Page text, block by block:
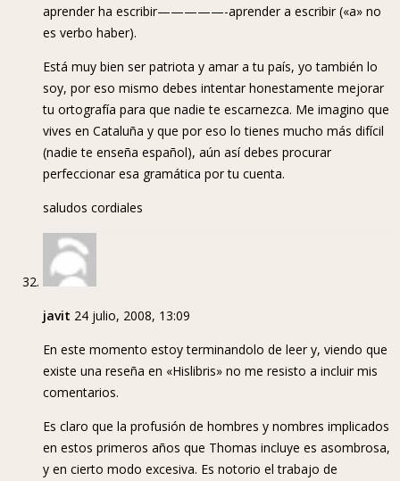
aprender ha escribir—————-aprender a escribir («a» no
es verbo haber).
Está muy bien ser patriota y amar a tu país, yo también lo
soy, por eso mismo debes intentar honestamente mejorar
tu ortografía para que nadie te escarnezca. Me imagino que
vives en Cataluña y que por eso lo tienes mucho más difícil
(nadie te enseña español), aún así debes procurar
perfeccionar esa gramática por tu cuenta.
saludos cordiales
javit 24 julio, 2008, 13:09
En este momento estoy terminandolo de leer y, viendo que
existe una reseña en «Hislibris» no me resisto a incluir mis
comentarios.
Es claro que la profusión de hombres y nombres implicados
en estos primeros años que Thomas incluye es asombrosa,
y en cierto modo excesiva. Es notorio el trabajo de